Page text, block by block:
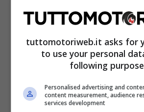
tuttomotoriweb.it asks for
to use your personal
following
Personalised advertising and
content measurement, audience
services development